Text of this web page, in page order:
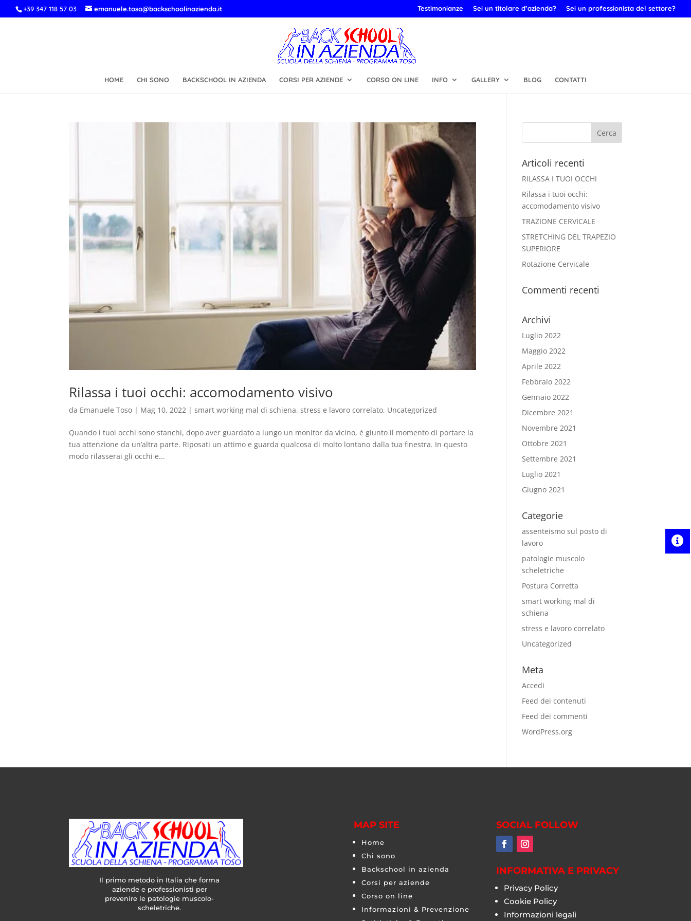
+39 347 118 57 03 emanuele.toso@backschoolinazienda.it Testimonianze Sei un titolare d’azienda? Sei un professionista del settore?
HOME CHI SONO BACKSCHOOL IN AZIENDA CORSI PER AZIENDE CORSO ON LINE INFO GALLERY BLOG CONTATTI
Rilassa i tuoi occhi: accomodamento visivo
da Emanuele Toso | Mag 10, 2022 |smart working mal di schiena,stress e lavoro correlato, Uncategorized
Quando i tuoi occhi sono stanchi, dopo aver guardato a lungo un monitor da vicino, é giunto il momento di portare la
tua attenzione da un’altra parte. Riposati un attimo e guarda qualcosa di molto lontano dalla tua finestra. In questo
modo rilasserai gli occhi e...
Articoli recenti
RILASSA I TUOI OCCHI
Rilassa i tuoi occhi:
accomodamento visivo
TRAZIONE CERVICALE
STRETCHING DEL TRAPEZIO
SUPERIORE
Rotazione Cervicale
Commenti recenti
Archivi
Luglio 2022
Maggio 2022
Aprile 2022
Febbraio 2022
Gennaio 2022
Dicembre 2021
Novembre 2021
Ottobre 2021
Settembre 2021
Luglio 2021
Giugno 2021
Categorie
assenteismo sul posto di
lavoro
patologie muscolo
scheletriche
Postura Corretta
smart working mal di
schiena
stress e lavoro correlato
Uncategorized
Meta
Accedi
Feed dei contenuti
Feed dei commenti
WordPress.org
Il primo metodo in Italia che forma
aziende e professionisti per
prevenire le patologie muscolo-
scheletriche.
MAP SITE
Home
Chi sono
Backschool in azienda
Corsi per aziende
Corso on line
Informazioni & Prevenzione
SOCIAL FOLLOW
INFORMATIVA E PRIVACY
Privacy Policy
Cookie Policy
Informazioni legali